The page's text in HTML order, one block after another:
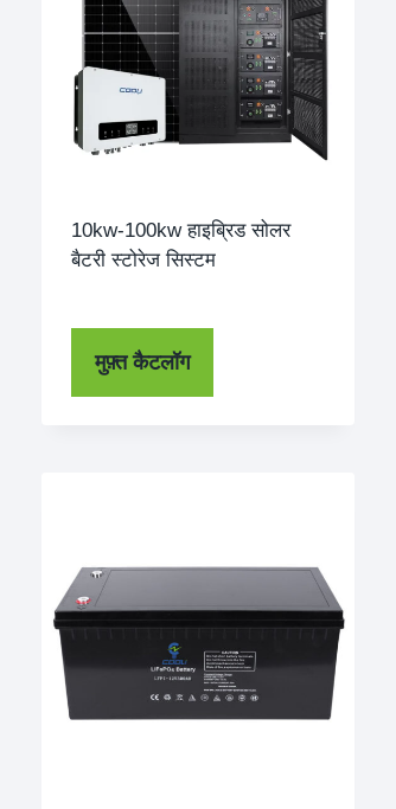
10kw-100kw हाइब्रिड सोलर
बैटरी स्टोरेज सिस्टम
मुफ़्त कैटलॉग